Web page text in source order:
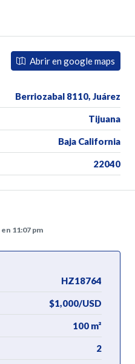
Abrir en google maps
Berriozabal 8110, Juárez
Tijuana
Baja California
22040
11:07 pm
HZ18764
$1,000/USD
100 m²
2